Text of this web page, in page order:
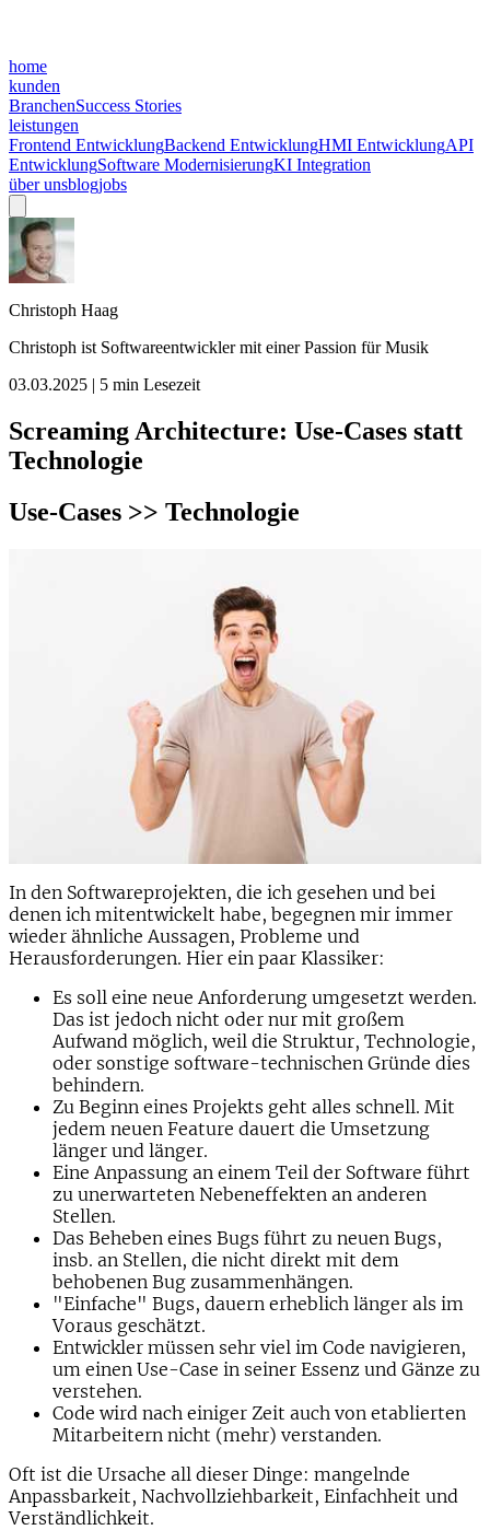
home
kunden
BranchenSuccess Stories
leistungen
Frontend EntwicklungBackend EntwicklungHMI EntwicklungAPI
EntwicklungSoftware ModernisierungKI Integration
über unsblogjobs
Christoph Haag
Christoph ist Softwareentwickler mit einer Passion für Musik
03.03.2025 | 5 min Lesezeit
Screaming Architecture: Use-Cases statt
Technologie
Use-Cases >> Technologie
In den Softwareprojekten, die ich gesehen und bei
denen ich mitentwickelt habe, begegnen mir immer
wieder ähnliche Aussagen, Probleme und
Herausforderungen. Hier ein paar Klassiker:
Es soll eine neue Anforderung umgesetzt werden.
Das ist jedoch nicht oder nur mit großem
Aufwand möglich, weil die Struktur, Technologie,
oder sonstige software-technischen Gründe dies
behindern.
Zu Beginn eines Projekts geht alles schnell. Mit
jedem neuen Feature dauert die Umsetzung
länger und länger.
Eine Anpassung an einem Teil der Software führt
zu unerwarteten Nebeneffekten an anderen
Stellen.
Das Beheben eines Bugs führt zu neuen Bugs,
insb. an Stellen, die nicht direkt mit dem
behobenen Bug zusammenhängen.
"Einfache" Bugs, dauern erheblich länger als im
Voraus geschätzt.
Entwickler müssen sehr viel im Code navigieren,
um einen Use-Case in seiner Essenz und Gänze zu
verstehen.
Code wird nach einiger Zeit auch von etablierten
Mitarbeitern nicht (mehr) verstanden.
Oft ist die Ursache all dieser Dinge: mangelnde
Anpassbarkeit, Nachvollziehbarkeit, Einfachheit und
Verständlichkeit.